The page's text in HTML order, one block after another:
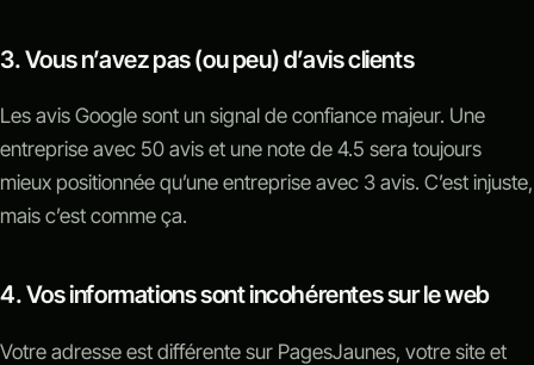
3. Vous n’avez pas (ou peu) d’avis clients
Les avis Google sont un signal de confiance majeur. Une
entreprise avec 50 avis et une note de 4.5 sera toujours
mieux positionnée qu’une entreprise avec 3 avis. C’est injuste,
mais c’est comme ça.
4. Vos informations sont incohérentes sur le web
Votre adresse est différente sur PagesJaunes, votre site et